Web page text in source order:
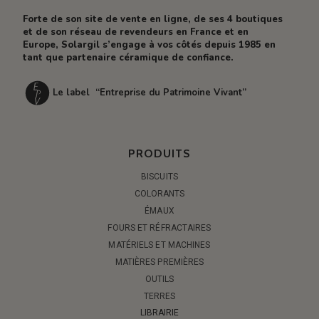
Forte de son site de vente en ligne, de ses 4 boutiques
et de son réseau de revendeurs en France et en
Europe, Solargil s’engage à vos côtés depuis 1985 en
tant que partenaire céramique de confiance.
Le label “Entreprise du Patrimoine Vivant”
PRODUITS
BISCUITS
COLORANTS
ÉMAUX
FOURS ET RÉFRACTAIRES
MATÉRIELS ET MACHINES
MATIÈRES PREMIÈRES
OUTILS
TERRES
LIBRAIRIE